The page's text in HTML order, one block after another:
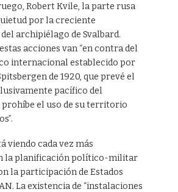
Robert Kvile, la parte rusa
por la creciente
archipiélago de Svalbard.
acciones van “en contra del
internacional establecido por
de 1920, que prevé el
pacífico del
el uso de su territorio
viendo cada vez más
la planificación político-militar
la participación de Estados
La existencia de “instalaciones